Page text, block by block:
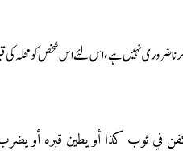
ضروری نہیں ہے، اس لئے اس شخص کو محلہ کی
في ثوب كذا أو يطين قبره أو يضرب